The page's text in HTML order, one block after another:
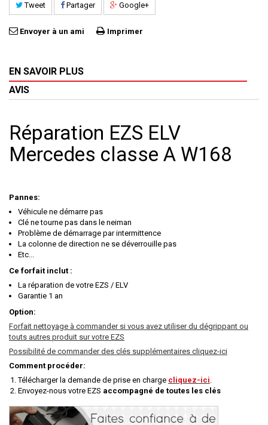
Tweet Partager Google+
Envoyer à un ami Imprimer
EN SAVOIR PLUS
AVIS
Réparation EZS ELV
Mercedes classe A W168
Pannes:
Véhicule ne démarre pas
Clé ne tourne pas dans le neiman
Problème de démarrage par intermittence
La colonne de direction ne se déverrouille pas
Etc...
Ce forfait inclut :
La réparation de votre EZS / ELV
Garantie 1 an
Option:
Forfait nettoyage à commander si vous avez utiliser du dégrippant ou
touts autres produit sur votre EZS
Possibilité de commander des clés supplémentaires cliquez-ici
Comment procéder:
Télécharger la demande de prise en charge cliquez-ici.
Envoyez-nous votre EZS accompagné de toutes les clés